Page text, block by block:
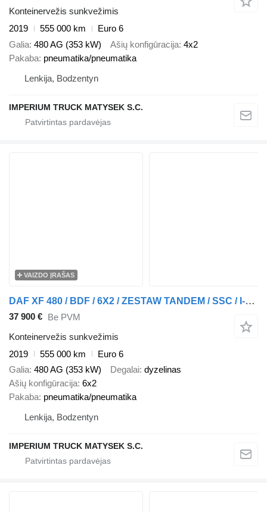
Konteinervežis sunkvežimis
2019
555 000 km
Euro 6
Galia 480 AG (353 kW) Ašių konfigūracija 4x2
Pakaba pneumatika/pneumatika
Lenkija, Bodzentyn
IMPERIUM TRUCK MATYSEK S.C.
VAIZDO ĮRAŠAS
DAF XF 480 / BDF / 6X2 / ZESTAW TANDEM / SSC / I-PARK COOL / OŚ PODN + konteinerių važiuoklė priekaba
37 900 € Be PVM
Konteinervežis sunkvežimis
2019
555 000 km
Euro 6
Galia 480 AG (353 kW) Degalai dyzelinas
Ašių konfigūracija 6x2
Pakaba pneumatika/pneumatika
Lenkija, Bodzentyn
IMPERIUM TRUCK MATYSEK S.C.